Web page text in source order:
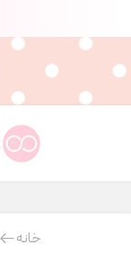
خانه